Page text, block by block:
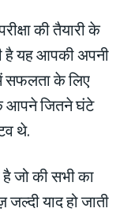
की तैयारी के
है यह आपकी अपनी
सफलता के लिए
आपने जितने घंटे
थे.
जो की सभी का
याद हो जाती